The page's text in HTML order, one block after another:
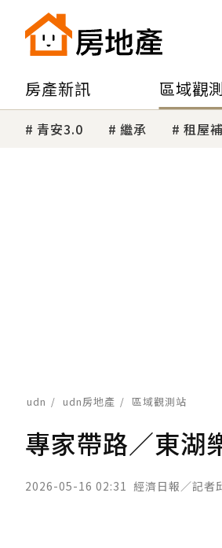
房產新訊 區域觀
青安3.0 繼承 租屋
udn udn房地產 區域觀測站
專家帶路／東湖
2026-05-16 02:31 經濟日報／記者